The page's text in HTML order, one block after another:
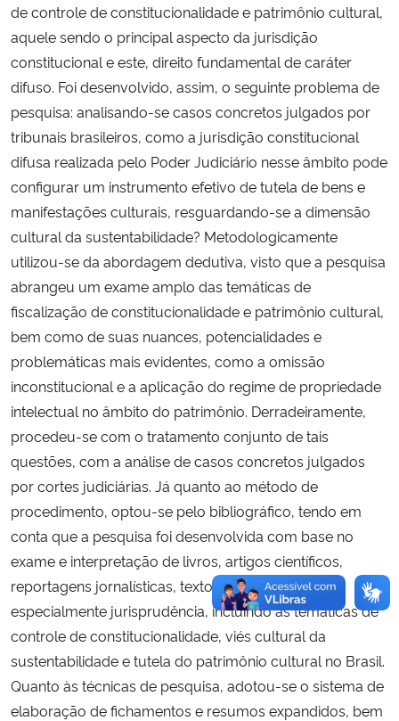
de controle de constitucionalidade e patrimônio cultural,
aquele sendo o principal aspecto da jurisdição
constitucional e este, direito fundamental de caráter
difuso. Foi desenvolvido, assim, o seguinte problema de
pesquisa: analisando-se casos concretos julgados por
tribunais brasileiros, como a jurisdição constitucional
difusa realizada pelo Poder Judiciário nesse âmbito pode
configurar um instrumento efetivo de tutela de bens e
manifestações culturais, resguardando-se a dimensão
cultural da sustentabilidade? Metodologicamente
utilizou-se da abordagem dedutiva, visto que a pesquisa
abrangeu um exame amplo das temáticas de
fiscalização de constitucionalidade e patrimônio cultural,
bem como de suas nuances, potencialidades e
problemáticas mais evidentes, como a omissão
inconstitucional e a aplicação do regime de propriedade
intelectual no âmbito do patrimônio. Derradeiramente,
procedeu-se com o tratamento conjunto de tais
questões, com a análise de casos concretos julgados
por cortes judiciárias. Já quanto ao método de
procedimento, optou-se pelo bibliográfico, tendo em
conta que a pesquisa foi desenvolvida com base no
exame e interpretação de livros, artigos científicos,
reportagens jornalísticas, textos normativos e
especialmente jurisprudência, incluindo as temáticas de
controle de constitucionalidade, viés cultural da
sustentabilidade e tutela do patrimônio cultural no Brasil.
Quanto às técnicas de pesquisa, adotou-se o sistema de
elaboração de fichamentos e resumos expandidos, bem